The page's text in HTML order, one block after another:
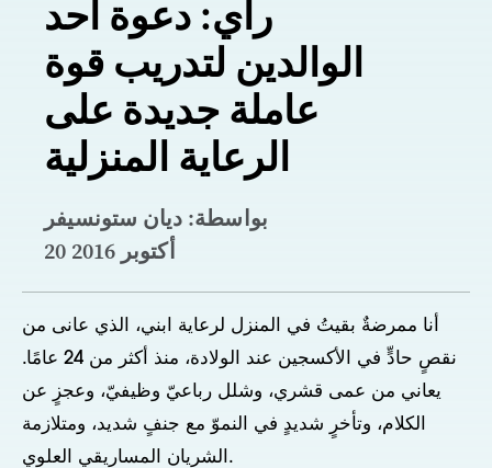
رأي: دعوة أحد
الوالدين لتدريب قوة
عاملة جديدة على
الرعاية المنزلية
بواسطة: ديان ستونسيفر
20 أكتوبر 2016
أنا ممرضةٌ بقيتُ في المنزل لرعاية ابني، الذي عانى من
نقصٍ حادٍّ في الأكسجين عند الولادة، منذ أكثر من 24 عامًا.
يعاني من عمى قشري، وشلل رباعيّ وظيفيّ، وعجزٍ عن
الكلام، وتأخرٍ شديدٍ في النموّ مع جنفٍ شديد، ومتلازمة
الشريان المساريقي العلوي.